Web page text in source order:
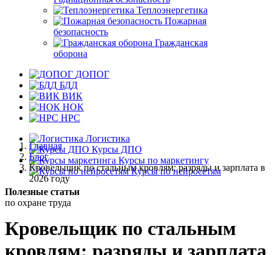
Теплоэнергетика
Пожарная
безопасность
Гражданская
оборона
ДОПОГ
БДД
ВИК
НОК
НРС
Логистика
Курсы ДПО
Курсы по маркетингу
Курсы по нейросетям
Полезные статьи
по охране труда
Главная
Блог
Кровельщик по стальным кровлям: разряды и зарплата в
2026 году
Кровельщик по стальным